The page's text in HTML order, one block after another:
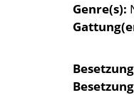
Genre(s)
Besetzung